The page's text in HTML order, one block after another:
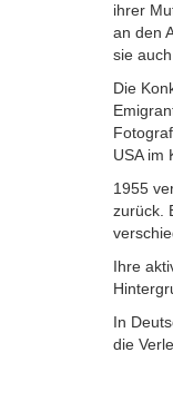
ihrer
an den
sie
Die
USA im
1955
zurück.
Ihre
In
die